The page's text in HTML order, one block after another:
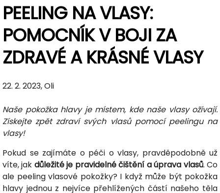
PEELING NA VLASY:
POMOCNÍK V BOJI ZA
ZDRAVÉ A KRÁSNÉ VLASY
22. 2. 2023, Oli
Naše pokožka hlavy je místem, kde naše vlasy ožívají.
Získejte zpět zdraví svých vlasů pomocí peelingu na
vlasy!
Pokud se zajímáte o péči o vlasy, pravděpodobně už
víte, jak důležité je pravidelné čištění a úprava vlasů. Co
ale peeling vlasové pokožky? I když může být pokožka
hlavy jednou z nejvíce přehlížených částí našeho těla